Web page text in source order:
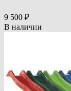
9 500 ₽
В наличии